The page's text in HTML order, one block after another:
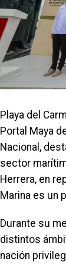
Playa del
Portal Maya
Nacional,
sector
Herrera, en
Marina es un
Durante su
distintos
nación